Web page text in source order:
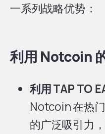
一系列战略优势：
利用 Notcoin
利用 TAP TO
Notcoin 在热
的广泛吸引力